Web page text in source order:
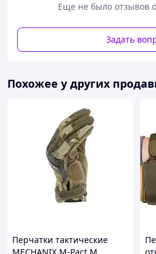
Еще не было отзывов
Задать
Похожее у других
Перчатки тактические